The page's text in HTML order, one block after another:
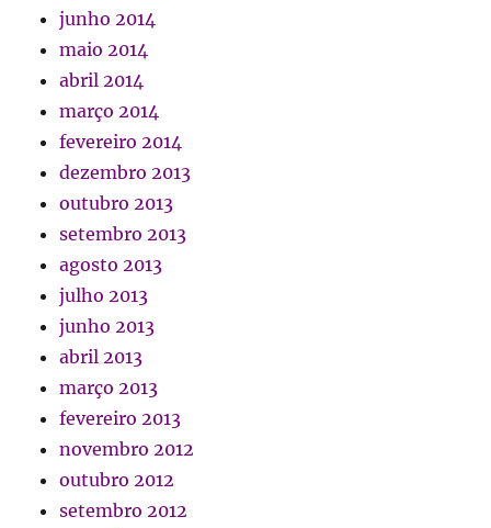
junho 2014
maio 2014
abril 2014
março 2014
fevereiro 2014
dezembro 2013
outubro 2013
setembro 2013
agosto 2013
julho 2013
junho 2013
abril 2013
março 2013
fevereiro 2013
novembro 2012
outubro 2012
setembro 2012